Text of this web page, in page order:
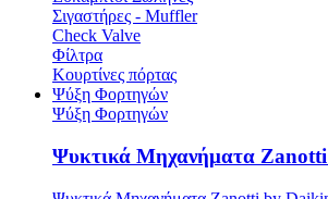
Σιγαστήρες - Muffler
Check Valve
Φίλτρα
Κουρτίνες πόρτας
Ψύξη Φορτηγών
Ψύξη Φορτηγών
Ψυκτικά Μηχανήματα